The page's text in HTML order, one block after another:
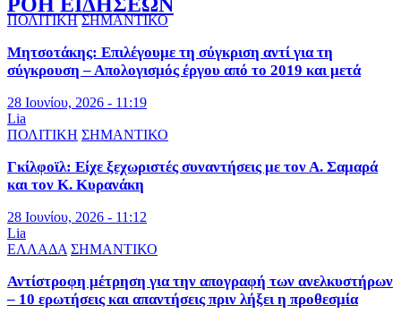
ΠΟΛΙΤΙΚΗ ΣΗΜΑΝΤΙΚΟ
Μητσοτάκης: Επιλέγουμε τη σύγκριση αντί για τη
σύγκρουση – Απολογισμός έργου από το 2019 και μετά
28 Ιουνίου, 2026 - 11:19
Lia
ΠΟΛΙΤΙΚΗ ΣΗΜΑΝΤΙΚΟ
Γκίλφοϊλ: Είχε ξεχωριστές συναντήσεις με τον Α. Σαμαρά
και τον Κ. Κυρανάκη
28 Ιουνίου, 2026 - 11:12
Lia
ΕΛΛΑΔΑ ΣΗΜΑΝΤΙΚΟ
Αντίστροφη μέτρηση για την απογραφή των ανελκυστήρων
– 10 ερωτήσεις και απαντήσεις πριν λήξει η προθεσμία